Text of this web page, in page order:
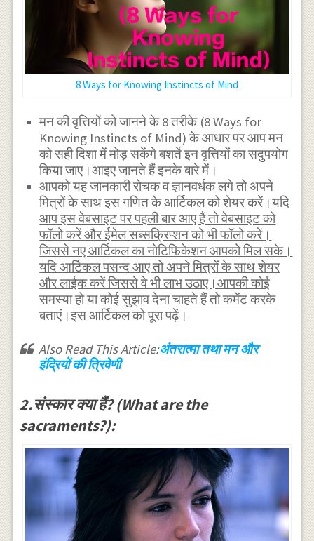
8 Ways for Knowing Instincts of Mind
मन की वृत्तियों को जानने के 8 तरीके (8 Ways for
Knowing Instincts of Mind) के आधार पर आप मन
को सही दिशा में मोड़ सकेंगे बशर्ते इन वृत्तियों का सदुपयोग
किया जाए।आइए जानते हैं इनके बारे में।
आपको यह जानकारी रोचक व ज्ञानवर्धक लगे तो अपने
मित्रों के साथ इस गणित के आर्टिकल को शेयर करें।यदि
आप इस वेबसाइट पर पहली बार आए हैं तो वेबसाइट को
फॉलो करें और ईमेल सब्सक्रिप्शन को भी फॉलो करें।
जिससे नए आर्टिकल का नोटिफिकेशन आपको मिल सके।
यदि आर्टिकल पसन्द आए तो अपने मित्रों के साथ शेयर
और लाईक करें जिससे वे भी लाभ उठाए।आपकी कोई
समस्या हो या कोई सुझाव देना चाहते हैं तो कमेंट करके
बताएं।इस आर्टिकल को पूरा पढ़ें।
Also Read This Article:अंतरात्मा तथा मन और
इंद्रियों की त्रिवेणी
2.संस्कार क्या हैं? (What are the
sacraments?):